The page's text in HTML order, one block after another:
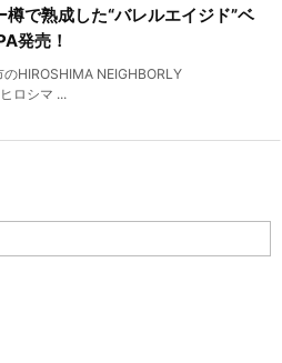
樽で熟成した“バレルエイジド”ベ
発売！
のHIROSHIMA NEIGHBORLY
ロシマ ...